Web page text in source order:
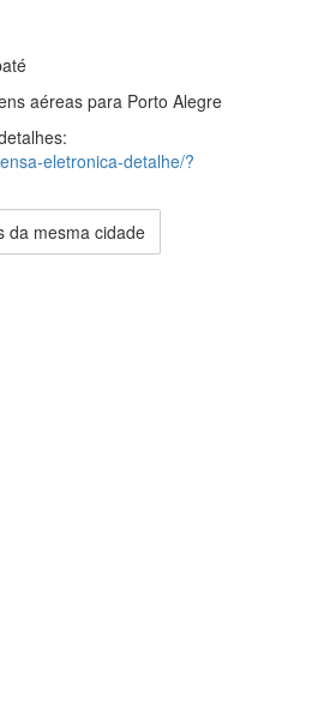
aéreas para Porto Alegre
eletronica-detalhe/?
da mesma cidade